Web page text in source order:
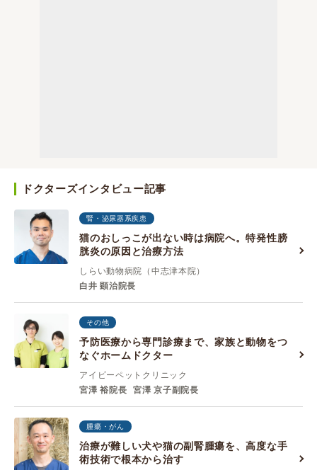
ドクターズインタビュー記事
腎・泌尿器系疾患
猫のおしっこが出ない時は病院へ。特発性膀
胱炎の原因と治療方法
しらい動物病院（中志津本院）
白井 顕治院長
その他
予防医療から専門診療まで、家族と動物をつ
なぐホームドクター
アイビーペットクリニック
宮澤 裕院長
宮澤 京子副院長
腫瘍・がん
治療が難しい犬や猫の副腎腫瘍を、高度な手
術技術で根本から治す